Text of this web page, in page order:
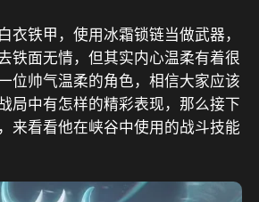
衣铁甲，使用冰霜锁链当做武器，
铁面无情，但其实内心温柔有着很
位帅气温柔的角色，相信大家应该
局中有怎样的精彩表现，那么接下
来看看他在峡谷中使用的战斗技能